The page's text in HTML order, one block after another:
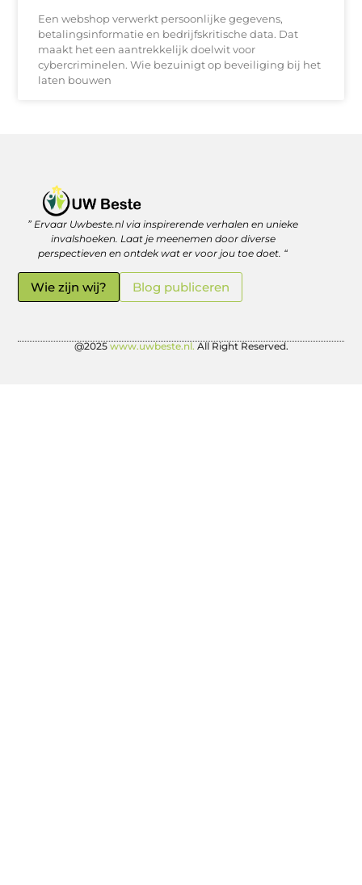
Een webshop verwerkt persoonlijke gegevens,
betalingsinformatie en bedrijfskritische data. Dat
maakt het een aantrekkelijk doelwit voor
cybercriminelen. Wie bezuinigt op beveiliging bij het
laten bouwen
” Ervaar Uwbeste.nl via inspirerende verhalen en unieke
invalshoeken. Laat je meenemen door diverse
perspectieven en ontdek wat er voor jou toe doet. “
Wie zijn wij? Blog publiceren
@2025 www.uwbeste.nl. All Right Reserved.